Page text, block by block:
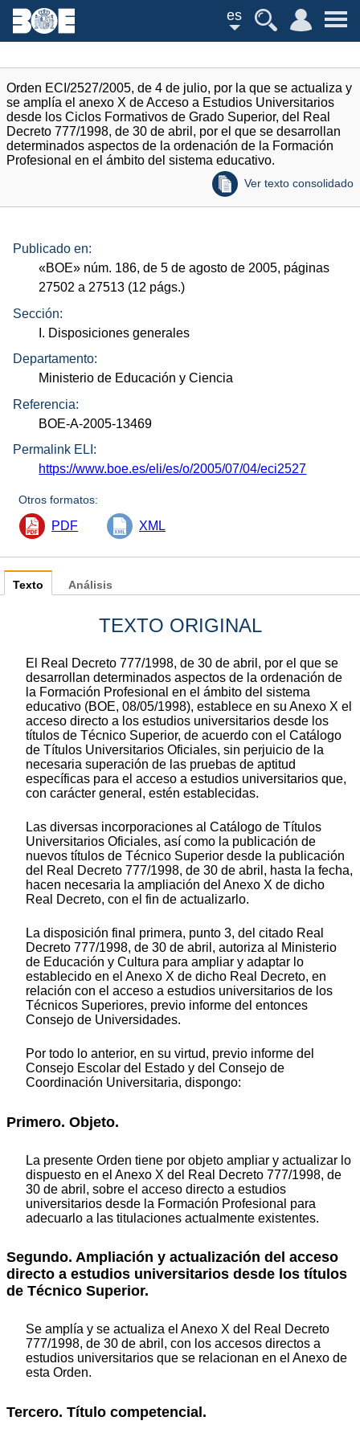
es
Orden ECI/2527/2005, de 4 de julio, por la que se actualiza y
se amplía el anexo X de Acceso a Estudios Universitarios
desde los Ciclos Formativos de Grado Superior, del Real
Decreto 777/1998, de 30 de abril, por el que se desarrollan
determinados aspectos de la ordenación de la Formación
Profesional en el ámbito del sistema educativo.
Ver texto consolidado
Publicado en:
«BOE» núm. 186, de 5 de agosto de 2005, páginas
27502 a 27513 (12 págs.)
Sección:
I. Disposiciones generales
Departamento:
Ministerio de Educación y Ciencia
Referencia:
BOE-A-2005-13469
Permalink ELI:
https://www.boe.es/eli/es/o/2005/07/04/eci2527
Otros formatos:
PDF XML
Texto
TEXTO ORIGINAL
El Real Decreto 777/1998, de 30 de abril, por el que se
desarrollan determinados aspectos de la ordenación de
la Formación Profesional en el ámbito del sistema
educativo (BOE, 08/05/1998), establece en su Anexo X el
acceso directo a los estudios universitarios desde los
títulos de Técnico Superior, de acuerdo con el Catálogo
de Títulos Universitarios Oficiales, sin perjuicio de la
necesaria superación de las pruebas de aptitud
específicas para el acceso a estudios universitarios que,
con carácter general, estén establecidas.
Las diversas incorporaciones al Catálogo de Títulos
Universitarios Oficiales, así como la publicación de
nuevos títulos de Técnico Superior desde la publicación
del Real Decreto 777/1998, de 30 de abril, hasta la fecha,
hacen necesaria la ampliación del Anexo X de dicho
Real Decreto, con el fin de actualizarlo.
La disposición final primera, punto 3, del citado Real
Decreto 777/1998, de 30 de abril, autoriza al Ministerio
de Educación y Cultura para ampliar y adaptar lo
establecido en el Anexo X de dicho Real Decreto, en
relación con el acceso a estudios universitarios de los
Técnicos Superiores, previo informe del entonces
Consejo de Universidades.
Por todo lo anterior, en su virtud, previo informe del
Consejo Escolar del Estado y del Consejo de
Coordinación Universitaria, dispongo:
Primero. Objeto.
La presente Orden tiene por objeto ampliar y actualizar lo
dispuesto en el Anexo X del Real Decreto 777/1998, de
30 de abril, sobre el acceso directo a estudios
universitarios desde la Formación Profesional para
adecuarlo a las titulaciones actualmente existentes.
Segundo. Ampliación y actualización del acceso
directo a estudios universitarios desde los títulos
de Técnico Superior.
Se amplía y se actualiza el Anexo X del Real Decreto
777/1998, de 30 de abril, con los accesos directos a
estudios universitarios que se relacionan en el Anexo de
esta Orden.
Tercero. Título competencial.
Análisis